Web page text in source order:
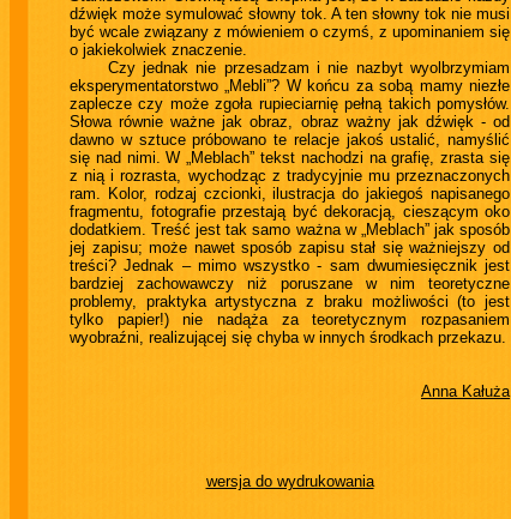
dźwięk może symulować słowny tok. A ten słowny tok nie musi
być wcale związany z mówieniem o czymś, z upominaniem się
o jakiekolwiek znaczenie.
Czy jednak nie przesadzam i nie nazbyt wyolbrzymiam
eksperymentatorstwo „Mebli”? W końcu za sobą mamy niezłe
zaplecze czy może zgoła rupieciarnię pełną takich pomysłów.
Słowa równie ważne jak obraz, obraz ważny jak dźwięk - od
dawno w sztuce próbowano te relacje jakoś ustalić, namyślić
się nad nimi. W „Meblach” tekst nachodzi na grafię, zrasta się
z nią i rozrasta, wychodząc z tradycyjnie mu przeznaczonych
ram. Kolor, rodzaj czcionki, ilustracja do jakiegoś napisanego
fragmentu, fotografie przestają być dekoracją, cieszącym oko
dodatkiem. Treść jest tak samo ważna w „Meblach” jak sposób
jej zapisu; może nawet sposób zapisu stał się ważniejszy od
treści? Jednak – mimo wszystko - sam dwumiesięcznik jest
bardziej zachowawczy niż poruszane w nim teoretyczne
problemy, praktyka artystyczna z braku możliwości (to jest
tylko papier!) nie nadąża za teoretycznym rozpasaniem
wyobraźni, realizującej się chyba w innych środkach przekazu.
Anna Kałuża
wersja do wydrukowania